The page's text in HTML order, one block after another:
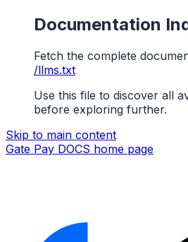
Documentation
Fetch the complete
/llms.txt
Use this file to discover all
before exploring further.
Skip to main content
Gate Pay DOCS home page